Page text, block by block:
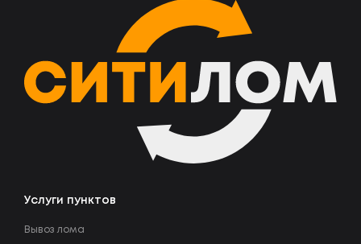
Услуги пунктов
Вывоз лома